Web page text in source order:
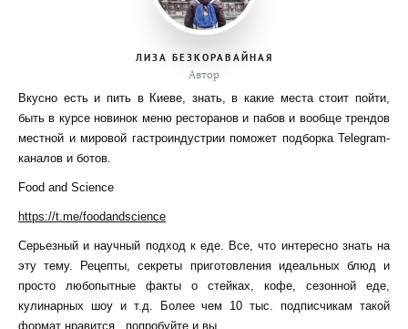
ЛИЗА БЕЗКОРАВАЙНАЯ
Автор
Вкусно есть и пить в Киеве, знать, в какие места стоит пойти,
быть в курсе новинок меню ресторанов и пабов и вообще трендов
местной и мировой гастроиндустрии поможет подборка Telegram-
каналов и ботов.
Food and Science
https://t.me/foodandscience
Серьезный и научный подход к еде. Все, что интересно знать на
эту тему. Рецепты, секреты приготовления идеальных блюд и
просто любопытные факты о стейках, кофе, сезонной еде,
кулинарных шоу и т.д. Более чем 10 тыс. подписчикам такой
формат нравится, попробуйте и вы.